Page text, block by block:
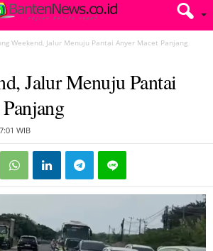
Weekend, Jalur Menuju Pantai Anyer Macet Panjang
Jalur Menuju Pantai
WIB